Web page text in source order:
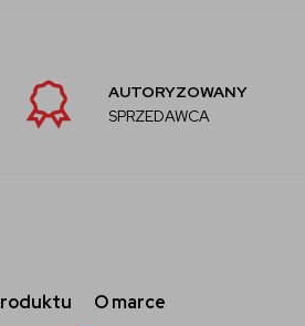
AUTORYZOWANY
SPRZEDAWCA
O marce